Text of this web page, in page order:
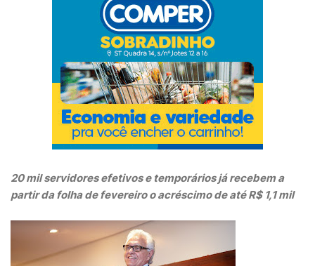
20 mil servidores efetivos e temporários já recebem a
partir da folha de fevereiro o acréscimo de até R$ 1,1 mil